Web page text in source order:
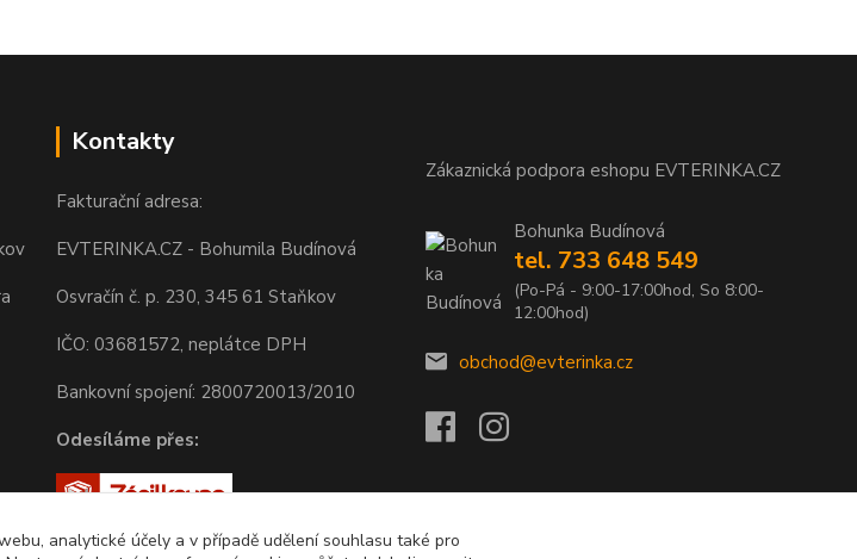
Kontakty
Fakturační adresa:
EVTERINKA.CZ - Bohumila Budínová
Osvračín č. p. 230, 345 61 Staňkov
IČO: 03681572, neplátce DPH
Bankovní spojení: 2800720013/2010
Odesíláme přes:
Zákaznická podpora eshopu EVTERINKA.CZ
Bohunka Budínová
tel. 733 648 549
(Po-Pá - 9:00-17:00hod, So 8:00-
12:00hod)
obchod@evterinka.cz
analytické účely a v případě udělení souhlasu také pro